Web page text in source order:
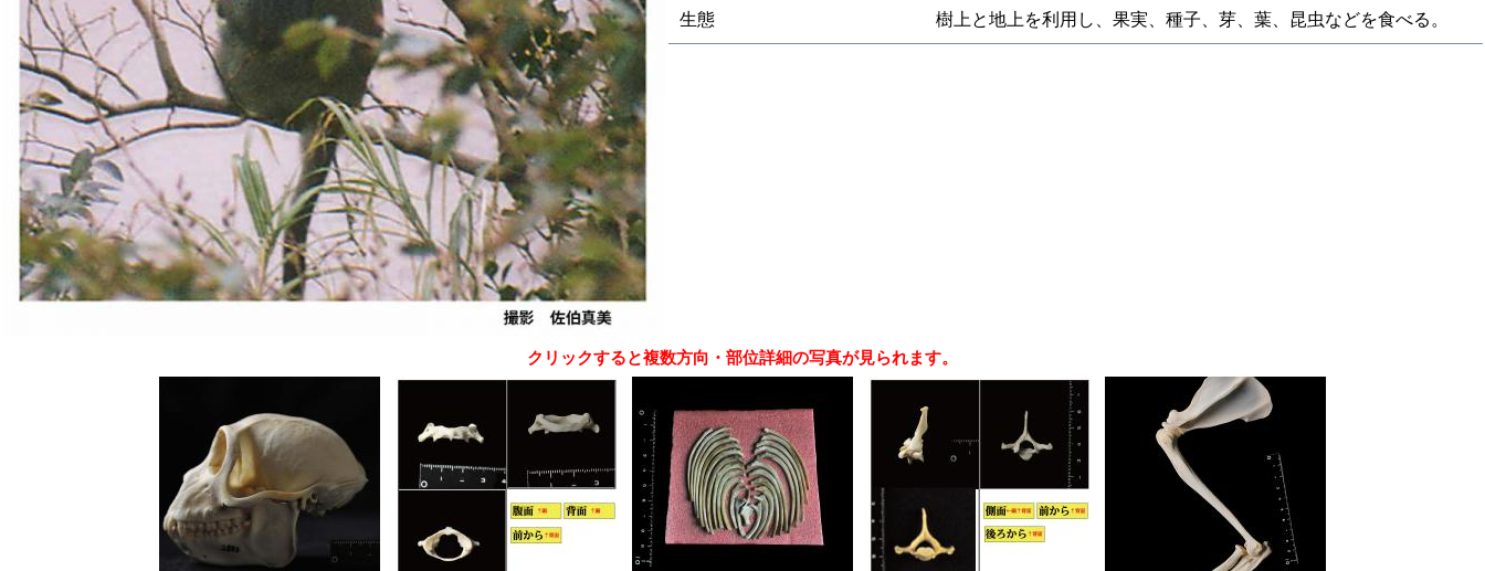
生態 樹上と地上を利用し、果実、種子、芽、葉、昆虫などを食べる。
クリックすると複数方向・部位詳細の写真が見られます。